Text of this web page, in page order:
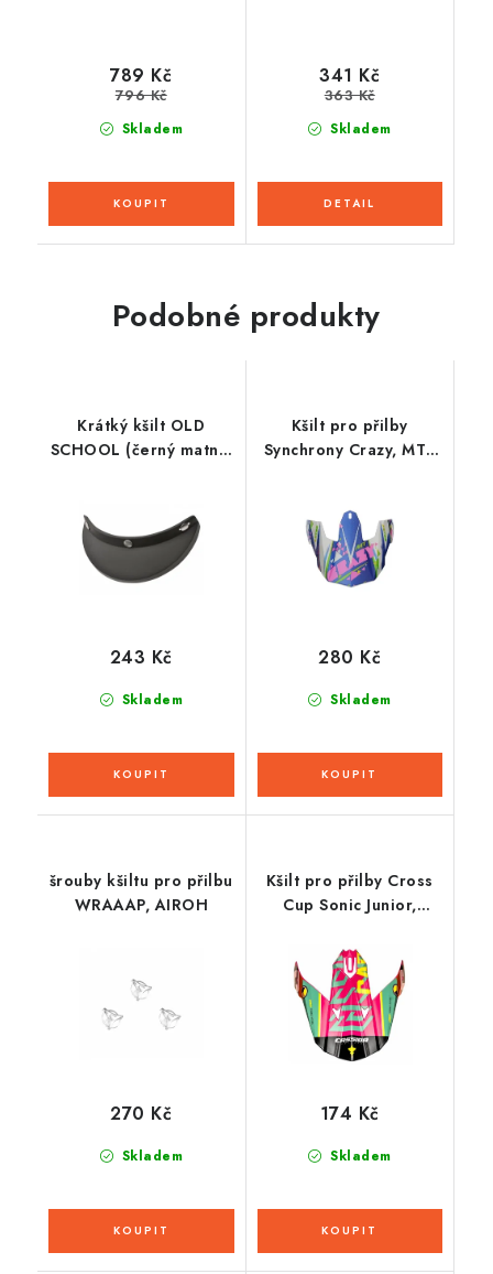
Skladem
789 Kč
796 Kč
Skladem
341 Kč
363 Kč
Podobné produkty
Krátký kšilt OLD
SCHOOL (černý matný,
upevněním na 3 druky)
Skladem
243 Kč
Kšilt pro přilby
Synchrony Crazy, MT -
Skladem
280 Kč
šrouby kšiltu pro přilbu
WRAAAP, AIROH
Skladem
270 Kč
Kšilt pro přilby Cross
Cup Sonic Junior,
(multicolor)
Skladem
174 Kč